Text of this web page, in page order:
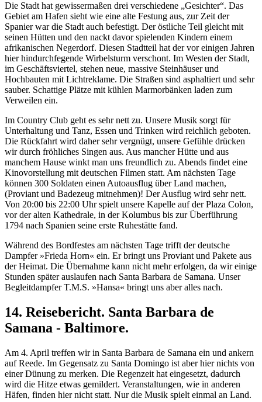
Die Stadt hat gewissermaßen drei verschiedene
Gesichter . Das
Gebiet am Hafen sieht wie eine alte Festung aus, zur Zeit der
Spanier war die Stadt auch befestigt. Der östliche Teil gleicht mit
seinen Hütten und den nackt davor spielenden Kindern einem
afrikanischen Negerdorf. Diesen Stadtteil hat der vor einigen Jahren
hier hindurchfegende Wirbelsturm verschont. Im Westen der Stadt,
im Geschäftsviertel, stehen neue, massive Steinhäuser und
Hochbauten mit Lichtreklame. Die Straßen sind asphaltiert und sehr
sauber. Schattige Plätze mit kühlen Marmorbänken laden zum
Verweilen ein.
Im Country Club geht es sehr nett zu. Unsere Musik sorgt für
Unterhaltung und Tanz, Essen und Trinken wird reichlich geboten.
Die Rückfahrt wird daher sehr vergnügt, unsere Gefühle drücken
wir durch fröhliches Singen aus. Aus mancher Hütte und aus
manchem Hause winkt man uns freundlich zu. Abends findet eine
Kinovorstellung mit deutschen Filmen statt. Am nächsten Tage
können 300 Soldaten einen Autoausflug über Land machen,
(Proviant und Badezeug mitnehmen)! Der Ausflug wird sehr nett.
Von 20:00 bis 22:00 Uhr spielt unsere Kapelle auf der Plaza Colon,
vor der alten Kathedrale, in der Kolumbus bis zur Überführung
1794 nach Spanien seine erste Ruhestätte fand.
Während des Bordfestes am nächsten Tage trifft der deutsche
Dampfer »Frieda Horn« ein. Er bringt uns Proviant und Pakete aus
der Heimat. Die Übernahme kann nicht mehr erfolgen, da wir einige
Stunden später auslaufen nach Santa Barbara de Samana. Unser
Begleitdampfer T.M.S. »Hansa« bringt uns aber alles nach.
14. Reisebericht. Santa Barbara de
Samana - Baltimore.
Am 4. April treffen wir in Santa Barbara de Samana ein und ankern
auf Reede. Im Gegensatz zu Santa Domingo ist aber hier nichts von
einer Dünung zu merken. Die Regenzeit hat eingesetzt, dadurch
wird die Hitze etwas gemildert. Veranstaltungen, wie in anderen
Häfen, finden hier nicht statt. Nur die Musik spielt einmal an Land.